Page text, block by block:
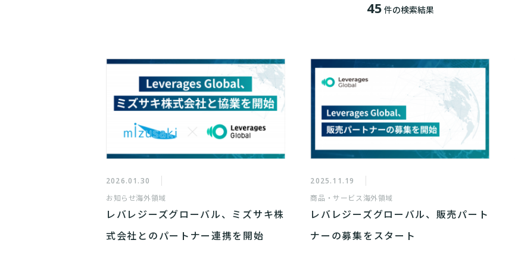
45 件の検索結果
2026.01.30
お知らせ海外領域
レバレジーズグローバル、ミズサキ株
式会社とのパートナー連携を開始
2025.11.19
商品・サービス海外領域
レバレジーズグローバル、販売パート
ナーの募集をスタート